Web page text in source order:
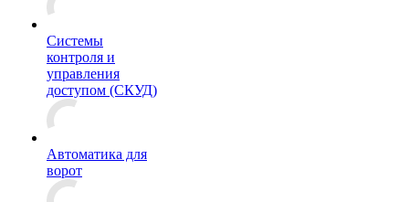
Системы
контроля и
управления
доступом (СКУД)
Автоматика для
ворот